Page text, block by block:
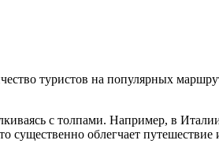
туристов на популярных
с толпами. Например, в
существенно облегчает путешествие